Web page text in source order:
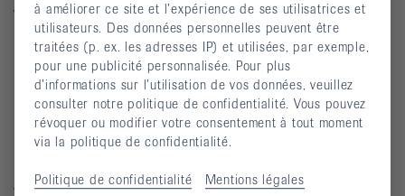
Vidéos
Lettre d’information
Moyens auxiliaires
Maladies rhumatismales
Arthrite
à améliorer ce site et l’expérience de ses utilisatrices et
utilisateurs. Des données personnelles peuvent être
traitées (p. ex. les adresses IP) et utilisées, par exemple,
pour une publicité personnalisée. Pour plus
d’informations sur l’utilisation de vos données, veuillez
consulter notre politique de confidentialité. Vous pouvez
révoquer ou modifier votre consentement à tout moment
via la politique de confidentialité.
Politique de confidentialité Mentions légales